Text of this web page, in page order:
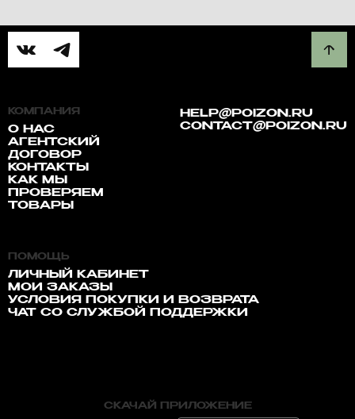
КОМПАНИЯ
О НАС
АГЕНТСКИЙ
ДОГОВОР
КОНТАКТЫ
КАК МЫ
ПРОВЕРЯЕМ
ТОВАРЫ
HELP@POIZON.RU
CONTACT@POIZON.RU
ПОМОЩЬ
ЛИЧНЫЙ КАБИНЕТ
МОИ ЗАКАЗЫ
УСЛОВИЯ ПОКУПКИ И ВОЗВРАТА
ЧАТ СО СЛУЖБОЙ ПОДДЕРЖКИ
СКАЧАЙ ПРИЛОЖЕНИЕ